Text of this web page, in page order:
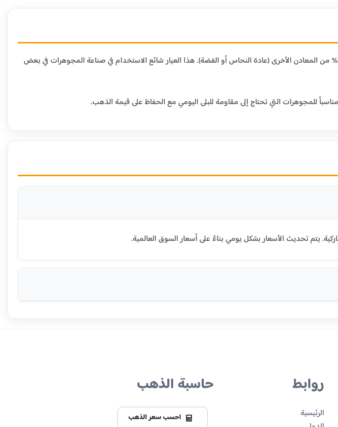
عيار 22 قيراط يحتوي على 91.7% من الذهب الخالص و8.3% من المعادن الأخرى (عادة النحاس أو الفضة). هذا العيار شائع الاستخدام في صناعة المجوهرات في بعض
روابط
الرئيسية
حاسبة الذهب
احسب سعر الذهب